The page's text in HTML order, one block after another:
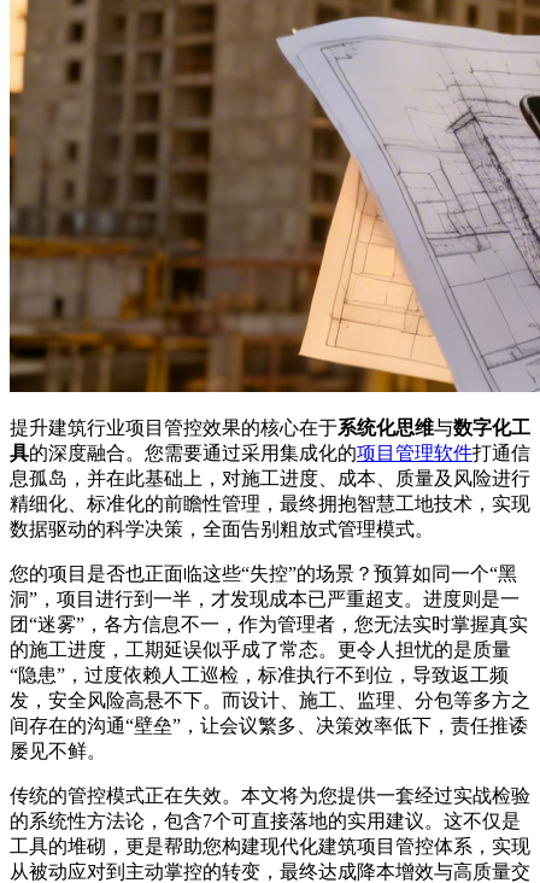
提升建筑行业项目管控效果的核心在于系统化思维与数字化工
具的深度融合。您需要通过采用集成化的项目管理软件打通信
息孤岛，并在此基础上，对施工进度、成本、质量及风险进行
精细化、标准化的前瞻性管理，最终拥抱智慧工地技术，实现
数据驱动的科学决策，全面告别粗放式管理模式。
您的项目是否也正面临这些“失控”的场景？预算如同一个“黑
洞”，项目进行到一半，才发现成本已严重超支。进度则是一
团“迷雾”，各方信息不一，作为管理者，您无法实时掌握真实
的施工进度，工期延误似乎成了常态。更令人担忧的是质量
“隐患”，过度依赖人工巡检，标准执行不到位，导致返工频
发，安全风险高悬不下。而设计、施工、监理、分包等多方之
间存在的沟通“壁垒”，让会议繁多、决策效率低下，责任推诿
屡见不鲜。
传统的管控模式正在失效。本文将为您提供一套经过实战检验
的系统性方法论，包含7个可直接落地的实用建议。这不仅是
工具的堆砌，更是帮助您构建现代化建筑项目管控体系，实现
从被动应对到主动掌控的转变，最终达成降本增效与高质量交